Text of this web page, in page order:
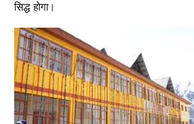
सिद्ध होगा।